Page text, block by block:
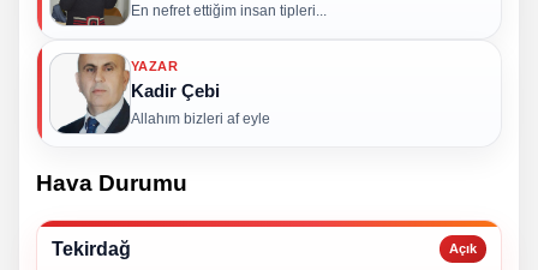
En nefret ettiğim insan tipleri...
YAZAR
Kadir Çebi
Allahım bizleri af eyle
Hava Durumu
Tekirdağ Açık